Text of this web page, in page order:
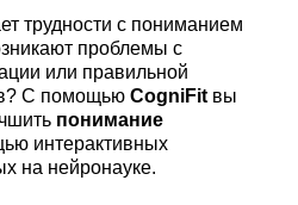
трудности с пониманием
проблемы с
или правильной
С помощьюCogniFit вы
понимание
интерактивных
на нейронауке.